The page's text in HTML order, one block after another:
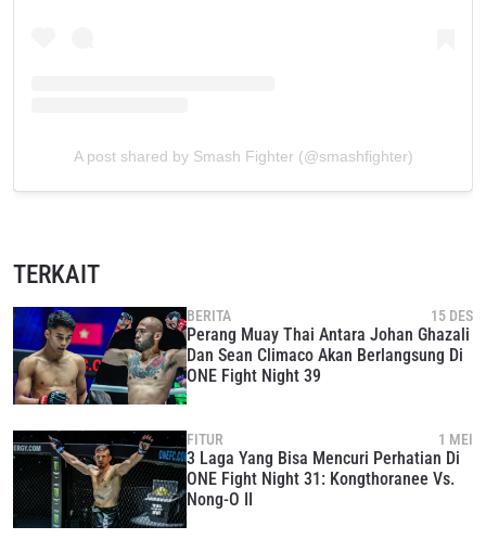
A post shared by Smash Fighter (@smashfighter)
TERKAIT
BERITA 15 DES
Perang Muay Thai Antara Johan Ghazali
Dan Sean Climaco Akan Berlangsung Di
ONE Fight Night 39
FITUR 1 MEI
3 Laga Yang Bisa Mencuri Perhatian Di
ONE Fight Night 31: Kongthoranee Vs.
Nong-O II